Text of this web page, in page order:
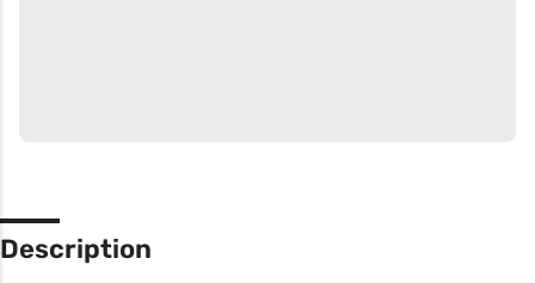
Description